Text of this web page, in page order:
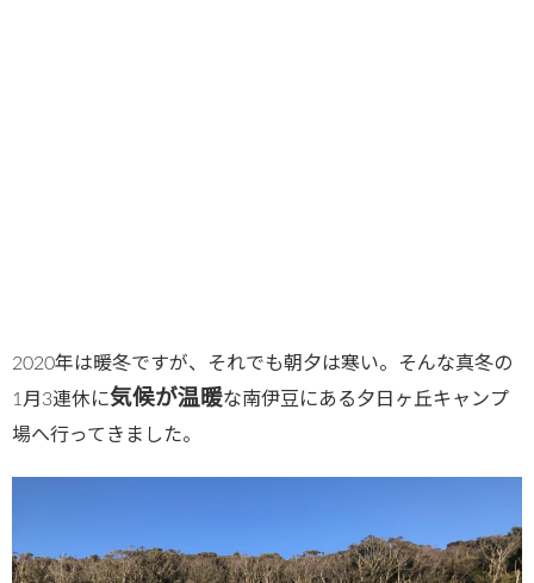
2020年は暖冬ですが、それでも朝夕は寒い。そんな真冬の
1月3連休に気候が温暖な南伊豆にある夕日ヶ丘キャンプ
場へ行ってきました。